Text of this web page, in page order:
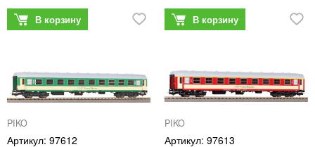
PIKO
97612
PIKO
97613